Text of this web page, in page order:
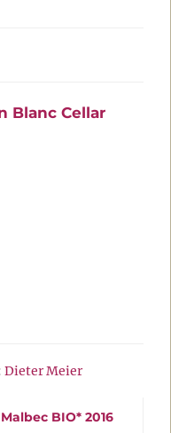
Blanc Cellar
Dieter Meier
BIO* 2016